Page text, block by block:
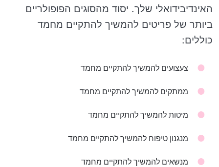
האינדיבידואלי שלך. יסוד מהסוגים הפופולריים
ביותר של פריטים להמשיך להתקיים מחמד
כוללים:
צעצועים להמשיך להתקיים מחמד
ממתקים להמשיך להתקיים מחמד
מיטות להמשיך להתקיים מחמד
מנגנון טיפוח להמשיך להתקיים מחמד
מנשאים להמשיך להתקיים מחמד